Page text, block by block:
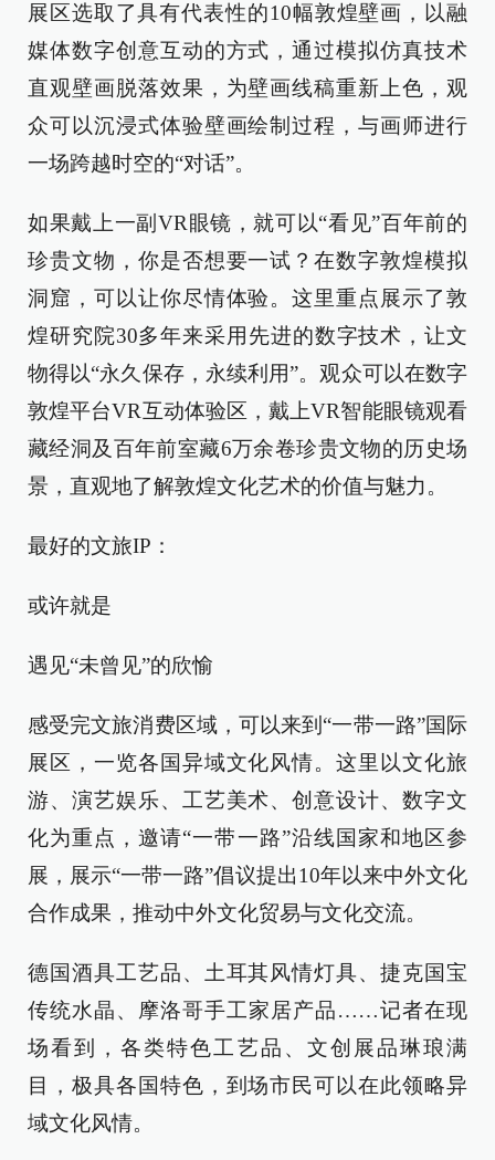
展区选取了具有代表性的10幅敦煌壁画，以融
媒体数字创意互动的方式，通过模拟仿真技术
直观壁画脱落效果，为壁画线稿重新上色，观
众可以沉浸式体验壁画绘制过程，与画师进行
一场跨越时空的“对话”。
如果戴上一副VR眼镜，就可以“看见”百年前的
珍贵文物，你是否想要一试？在数字敦煌模拟
洞窟，可以让你尽情体验。这里重点展示了敦
煌研究院30多年来采用先进的数字技术，让文
物得以“永久保存，永续利用”。观众可以在数字
敦煌平台VR互动体验区，戴上VR智能眼镜观看
藏经洞及百年前室藏6万余卷珍贵文物的历史场
景，直观地了解敦煌文化艺术的价值与魅力。
最好的文旅IP：
或许就是
遇见“未曾见”的欣愉
感受完文旅消费区域，可以来到“一带一路”国际
展区，一览各国异域文化风情。这里以文化旅
游、演艺娱乐、工艺美术、创意设计、数字文
化为重点，邀请“一带一路”沿线国家和地区参
展，展示“一带一路”倡议提出10年以来中外文化
合作成果，推动中外文化贸易与文化交流。
德国酒具工艺品、土耳其风情灯具、捷克国宝
传统水晶、摩洛哥手工家居产品……记者在现
场看到，各类特色工艺品、文创展品琳琅满
目，极具各国特色，到场市民可以在此领略异
域文化风情。